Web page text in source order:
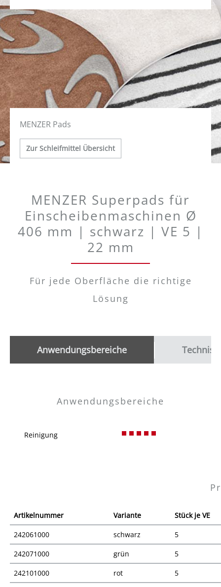
MENZER Pads
Zur Schleifmittel Übersicht
MENZER Superpads für
Einscheibenmaschinen Ø
406 mm | schwarz | VE 5 |
22 mm
Für jede Oberfläche die richtige
Lösung
Anwendungsbereiche
Anwendungsbereiche
Reinigung
Artikelnummer Variante Stück je VE
242061000 schwarz 5
242071000 grün 5
242101000 rot 5